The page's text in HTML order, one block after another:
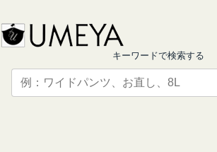
キーワードで検索する